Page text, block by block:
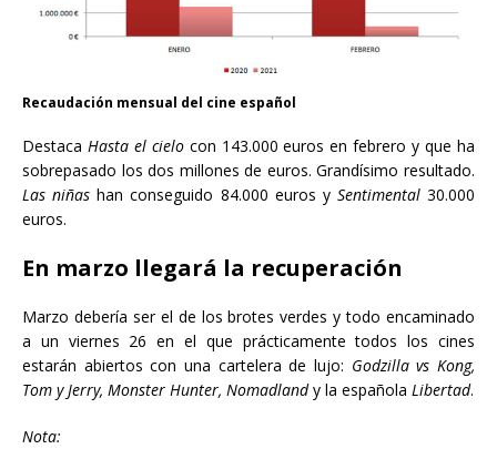
Recaudación mensual del cine español
Destaca Hasta el cielocon 143.000 euros en febrero y que ha
sobrepasado los dos millones de euros. Grandísimo resultado.
Las niñas han conseguido 84.000 euros y Sentimental 30.000
euros.
En marzo llegará la recuperación
Marzo debería ser el de los brotes verdes y todo encaminado
a un viernes 26 en el que prácticamente todos los cines
estarán abiertos con una cartelera de lujo: Godzilla vs Kong,
Tom y Jerry, Monster Hunter, Nomadlandy la española Libertad.
Nota: